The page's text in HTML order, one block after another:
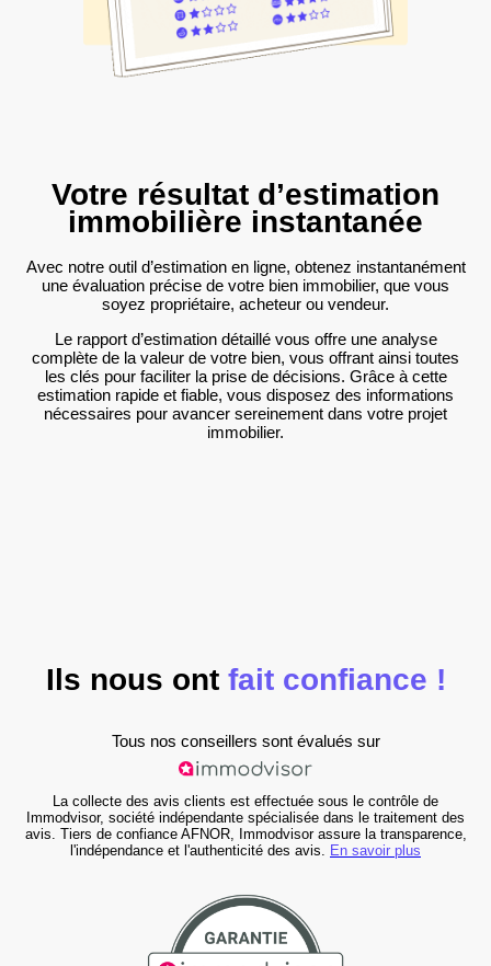
Votre résultat d’estimation
immobilière instantanée
Avec notre outil d’estimation en ligne, obtenez instantanément
une évaluation précise de votre bien immobilier, que vous
soyez propriétaire, acheteur ou vendeur.
Le rapport d’estimation détaillé vous offre une analyse
complète de la valeur de votre bien, vous offrant ainsi toutes
les clés pour faciliter la prise de décisions. Grâce à cette
estimation rapide et fiable, vous disposez des informations
nécessaires pour avancer sereinement dans votre projet
immobilier.
Ils nous ont fait confiance !
Tous nos conseillers sont évalués sur
La collecte des avis clients est effectuée sous le contrôle de
Immodvisor, société indépendante spécialisée dans le traitement des
avis. Tiers de confiance AFNOR, Immodvisor assure la transparence,
l'indépendance et l'authenticité des avis. En savoir plus